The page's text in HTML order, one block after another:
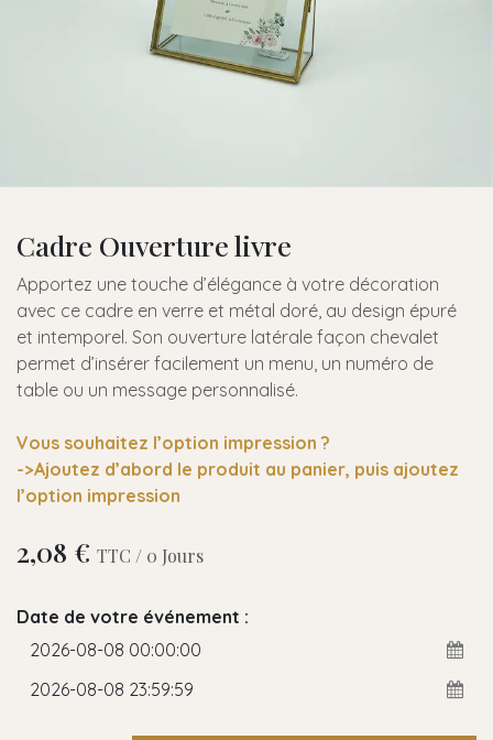
Cadre Ouverture livre
Apportez une touche d’élégance à votre décoration
avec ce cadre en verre et métal doré, au design épuré
et intemporel. Son ouverture latérale façon chevalet
permet d’insérer facilement un menu, un numéro de
table ou un message personnalisé.
Vous souhaitez l’option impression ?
->Ajoutez d’abord le produit au panier, puis ajoutez
l’option impression
2,08 € TTC / 0 Jours
Date de votre événement :